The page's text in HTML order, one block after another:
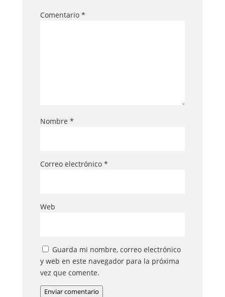
Comentario *
Nombre *
Correo electrónico *
Web
Guarda mi nombre, correo electrónico
y web en este navegador para la próxima
vez que comente.
Enviar comentario